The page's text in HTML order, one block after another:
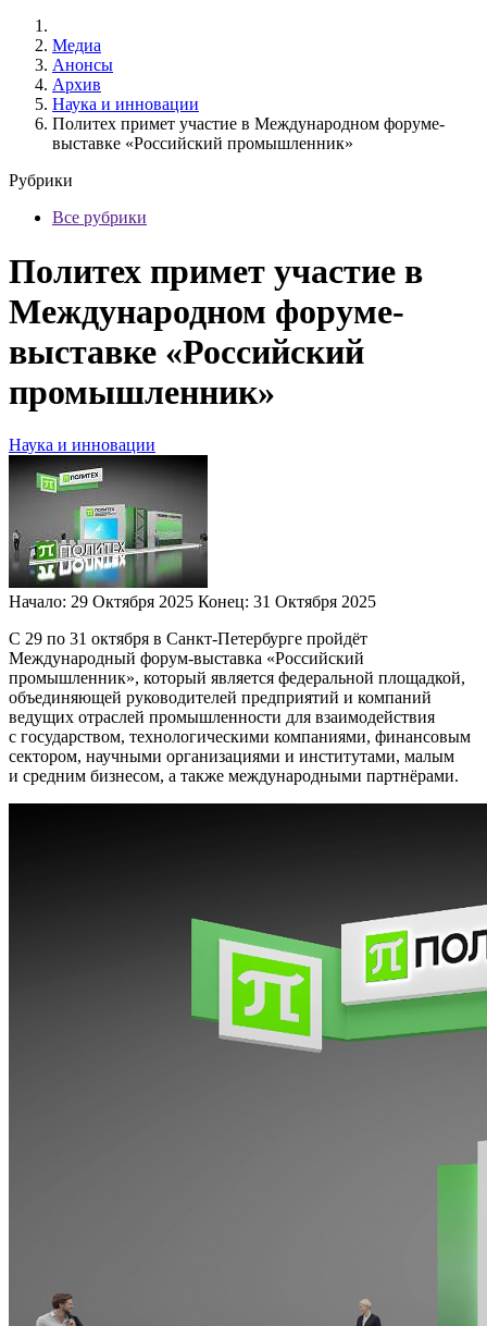
Медиа
Анонсы
Архив
Наука и инновации
Политех примет участие в Международном форуме-
выставке «Российский промышленник»
Рубрики
Все рубрики
Политех примет участие в
Международном форуме-
выставке «Российский
промышленник»
Наука и инновации
Начало: 29 Октября 2025 Конец: 31 Октября 2025
С 29 по 31 октября в Санкт-Петербурге пройдёт
Международный форум-выставка «Российский
промышленник», который является федеральной площадкой,
объединяющей руководителей предприятий и компаний
ведущих отраслей промышленности для взаимодействия
с государством, технологическими компаниями, финансовым
сектором, научными организациями и институтами, малым
и средним бизнесом, а также международными партнёрами.